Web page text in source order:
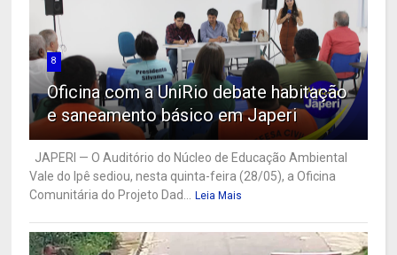
8
Oficina com a UniRio debate habitação
e saneamento básico em Japeri
JAPERI — O Auditório do Núcleo de Educação Ambiental
Vale do Ipê sediou, nesta quinta-feira (28/05), a Oficina
Comunitária do Projeto Dad...
Leia Mais